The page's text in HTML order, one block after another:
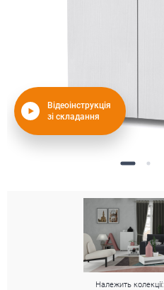
Відеоінструкція
зі складання
Належить колекції: